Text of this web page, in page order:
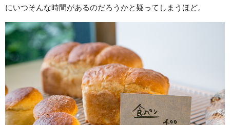
にいつそんな時間があるのだろうかと疑ってしまうほど。